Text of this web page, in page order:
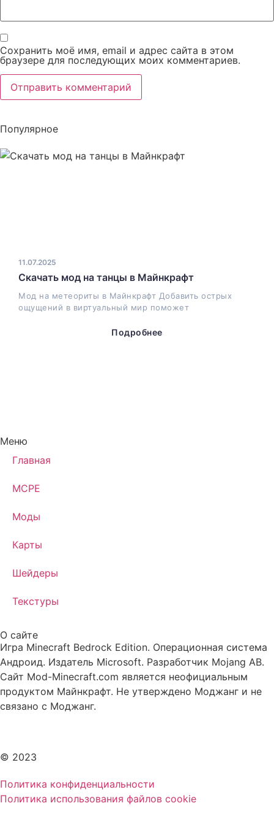
Сохранить моё имя, email и адрес сайта в этом
браузере для последующих моих комментариев.
Популярное
Скачать мод на танцы в Майнкрафт
Мод на метеориты в Майнкрафт Добавить острых
ощущений в виртуальный мир поможет
Подробнее
11.07.2025
Меню
Главная
MCPE
Моды
Карты
Шейдеры
Текстуры
О сайте
Игра Minecraft Bedrock Edition. Операционная система
Андроид. Издатель Microsoft. Разработчик Mojang AB.
Сайт Mod-Minecraft.com является неофициальным
продуктом Майнкрафт. Не утверждено Моджанг и не
связано с Моджанг.
© 2023
Политика конфиденциальности
Политика использования файлов cookie